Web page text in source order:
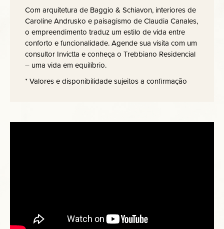
Com arquitetura de Baggio & Schiavon, interiores de
Caroline Andrusko e paisagismo de Claudia Canales,
o empreendimento traduz um estilo de vida entre
conforto e funcionalidade. Agende sua visita com um
consultor Invictta e conheça o Trebbiano Residencial
– uma vida em equilíbrio.
* Valores e disponibilidade sujeitos a confirmação